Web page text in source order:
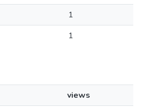
1
1
views